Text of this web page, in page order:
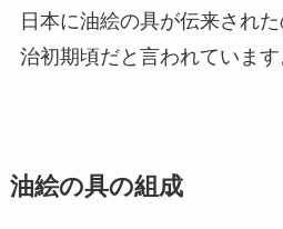
日本に油絵の具が伝来され
治初期頃だと言われています
油絵の具の組成